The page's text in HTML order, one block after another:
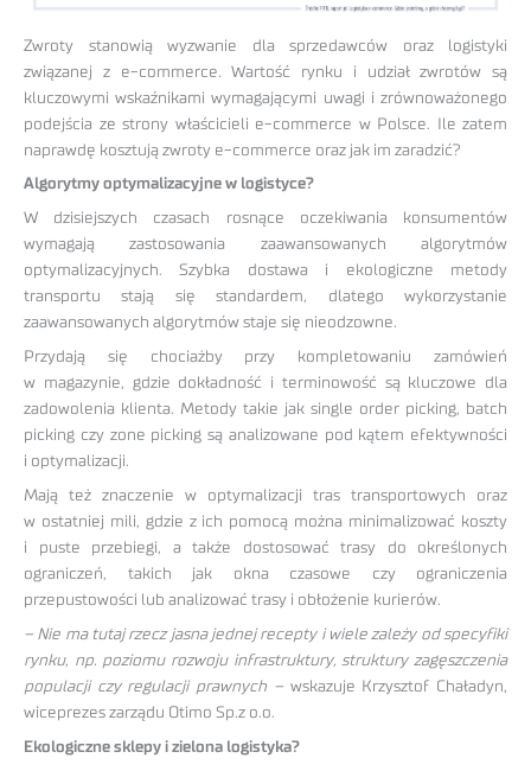
Zwroty stanowią wyzwanie dla sprzedawców oraz logistyki
związanej z e-commerce. Wartość rynku i udział zwrotów są
kluczowymi wskaźnikami wymagającymi uwagi i zrównoważonego
podejścia ze strony właścicieli e-commerce w Polsce. Ile zatem
naprawdę kosztują zwroty e-commerce oraz jak im zaradzić?
Algorytmy optymalizacyjne w logistyce?
W dzisiejszych czasach rosnące oczekiwania konsumentów
wymagają zastosowania zaawansowanych algorytmów
optymalizacyjnych. Szybka dostawa i ekologiczne metody
transportu stają się standardem, dlatego wykorzystanie
zaawansowanych algorytmów staje się nieodzowne.
Przydają się chociażby przy kompletowaniu zamówień
w magazynie, gdzie dokładność i terminowość są kluczowe dla
zadowolenia klienta. Metody takie jak single order picking, batch
picking czy zone picking są analizowane pod kątem efektywności
i optymalizacji.
Mają też znaczenie w optymalizacji tras transportowych oraz
w ostatniej mili, gdzie z ich pomocą można minimalizować koszty
i puste przebiegi, a także dostosować trasy do określonych
ograniczeń, takich jak okna czasowe czy ograniczenia
przepustowości lub analizować trasy i obłożenie kurierów.
– Nie ma tutaj rzecz jasna jednej recepty i wiele zależy od specyfiki
rynku, np. poziomu rozwoju infrastruktury, struktury zagęszczenia
populacji czy regulacji prawnych – wskazuje Krzysztof Chaładyn,
wiceprezes zarządu Otimo Sp.z o.o.
Ekologiczne sklepy i zielona logistyka?